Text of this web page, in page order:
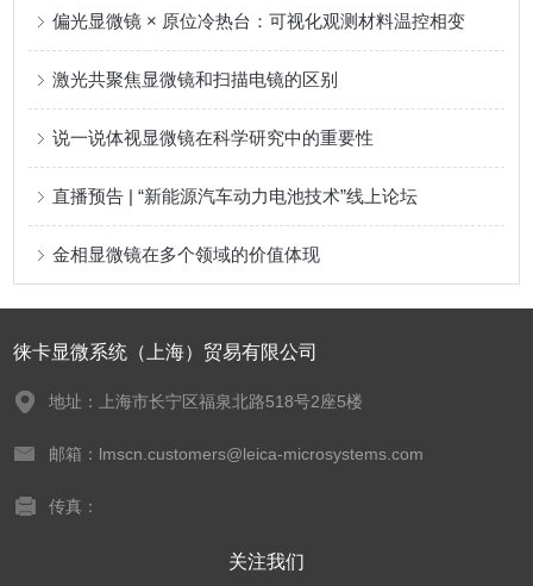
偏光显微镜 × 原位冷热台：可视化观测材料温控相变
激光共聚焦显微镜和扫描电镜的区别
说一说体视显微镜在科学研究中的重要性
直播预告 | “新能源汽车动力电池技术”线上论坛
金相显微镜在多个领域的价值体现
徕卡显微系统（上海）贸易有限公司
地址：上海市长宁区福泉北路518号2座5楼
邮箱：lmscn.customers@leica-microsystems.com
传真：
关注我们